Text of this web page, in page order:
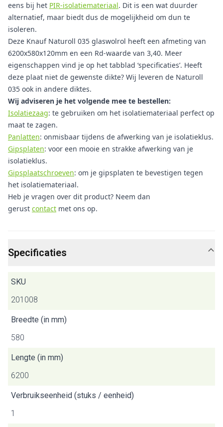
eens bij het PIR-isolatiemateriaal. Dit is een wat duurder
alternatief, maar biedt dus de mogelijkheid om dun te
isoleren.
Deze Knauf Naturoll 035 glaswolrol heeft een afmeting van
6200x580x120mm en een Rd-waarde van 3,40. Meer
eigenschappen vind je op het tabblad ‘specificaties’. Heeft
deze plaat niet de gewenste dikte? Wij leveren de Naturoll
035 ook in andere diktes.
Wij adviseren je het volgende mee te bestellen:
Isolatiezaag: te gebruiken om het isolatiemateriaal perfect op
maat te zagen.
Panlatten: onmisbaar tijdens de afwerking van je isolatieklus.
Gipsplaten: voor een mooie en strakke afwerking van je
isolatieklus.
Gipsplaatschroeven: om je gipsplaten te bevestigen tegen
het isolatiemateriaal.
Heb je vragen over dit product? Neem dan
gerust contact met ons op.
Specificaties
SKU
201008
Breedte (in mm)
580
Lengte (in mm)
6200
Verbruikseenheid (stuks / eenheid)
1